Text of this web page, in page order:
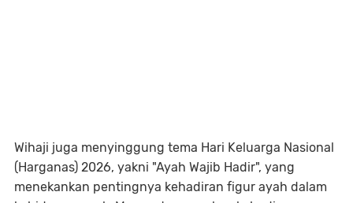
Wihaji juga menyinggung tema Hari Keluarga Nasional
(Harganas) 2026, yakni "Ayah Wajib Hadir", yang
menekankan pentingnya kehadiran figur ayah dalam